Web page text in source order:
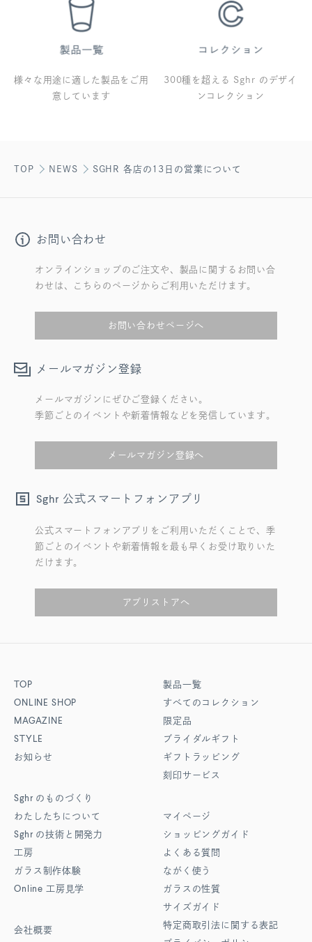
様々な用途に適した製品をご用
意しています
300種を超える Sghr のデザイ
ンコレクション
TOP NEWS SGHR 各店の13日の営業について
お問い合わせ
オンラインショップのご注文や、製品に関するお問い合
わせは、こちらのページからご利用いただけます。
お問い合わせページへ
メールマガジン登録
メールマガジンにぜひご登録ください。
季節ごとのイベントや新着情報などを発信しています。
メールマガジン登録へ
Sghr 公式スマートフォンアプリ
公式スマートフォンアプリをご利用いただくことで、季
節ごとのイベントや新着情報を最も早くお受け取りいた
だけます。
アプリストアへ
TOP
ONLINE SHOP
MAGAZINE
STYLE
お知らせ
Sghr のものづくり
わたしたちについて
Sghr の技術と開発力
工房
ガラス制作体験
Online 工房見学
会社概要
製品一覧
すべてのコレクション
限定品
ブライダルギフト
ギフトラッピング
刻印サービス
マイページ
ショッピングガイド
よくある質問
ながく使う
ガラスの性質
サイズガイド
特定商取引法に関する表記